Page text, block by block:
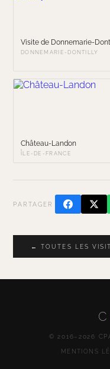
Visite de Donnemarie-
DONNEMARIE-DONTILLY
Château-Landon
ÎLE-DE-FRANCE
PARTAGER
← TOUTES LES
C
© 2016–2026
MENTIONS